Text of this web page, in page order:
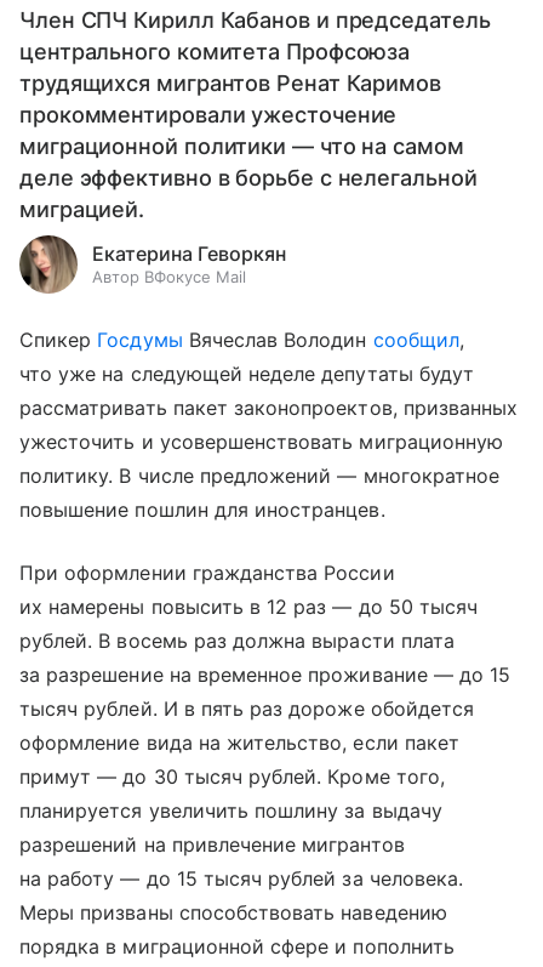
Член СПЧ Кирилл Кабанов и председатель
центрального комитета Профсоюза
трудящихся мигрантов Ренат Каримов
прокомментировали ужесточение
миграционной политики — что на самом
деле эффективно в борьбе с нелегальной
миграцией.
Екатерина Геворкян
Автор ВФокусе Mail
Спикер Госдумы Вячеслав Володин сообщил,
что уже на следующей неделе депутаты будут
рассматривать пакет законопроектов, призванных
ужесточить и усовершенствовать миграционную
политику. В числе предложений — многократное
повышение пошлин для иностранцев.
При оформлении гражданства России
их намерены повысить в 12 раз — до 50 тысяч
рублей. В восемь раз должна вырасти плата
за разрешение на временное проживание — до 15
тысяч рублей. И в пять раз дороже обойдется
оформление вида на жительство, если пакет
примут — до 30 тысяч рублей. Кроме того,
планируется увеличить пошлину за выдачу
разрешений на привлечение мигрантов
на работу — до 15 тысяч рублей за человека.
Меры призваны способствовать наведению
порядка в миграционной сфере и пополнить